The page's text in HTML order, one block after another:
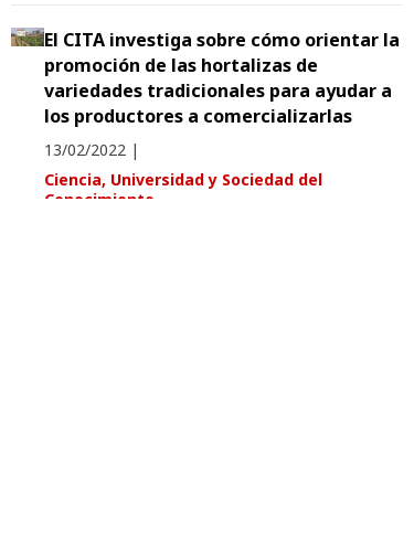
El CITA investiga sobre cómo orientar la
promoción de las hortalizas de
variedades tradicionales para ayudar a
los productores a comercializarlas
13/02/2022 |
Ciencia, Universidad y Sociedad del
Conocimiento